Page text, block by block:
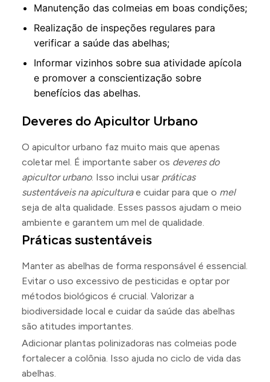
Manutenção das colmeias em boas condições;
Realização de inspeções regulares para
verificar a saúde das abelhas;
Informar vizinhos sobre sua atividade apícola
e promover a conscientização sobre
benefícios das abelhas.
Deveres do Apicultor Urbano
O apicultor urbano faz muito mais que apenas
coletar mel. É importante saber os deveres do
apicultor urbano. Isso inclui usar práticas
sustentáveis na apiculturae cuidar para que o mel
seja de alta qualidade. Esses passos ajudam o meio
ambiente e garantem um mel de qualidade.
Práticas sustentáveis
Manter as abelhas de forma responsável é essencial.
Evitar o uso excessivo de pesticidas e optar por
métodos biológicos é crucial. Valorizar a
biodiversidade local e cuidar da saúde das abelhas
são atitudes importantes.
Adicionar plantas polinizadoras nas colmeias pode
fortalecer a colônia. Isso ajuda no ciclo de vida das
abelhas.